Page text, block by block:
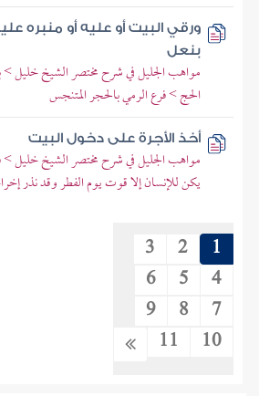
ورقي البيت أو عليه أو منبره
بنعل
مواهب الجليل في شرح مختصر الشيخ خليل >
الحج > فرع الرمي بالحجر المتنجس
أخذ الأجرة على دخول البيت
مواهب الجليل في شرح مختصر الشيخ خليل >
يكن للإنسان إلا قوت يوم الفطر وقد نذر
1
2
3
4
5
6
7
8
9
10
11